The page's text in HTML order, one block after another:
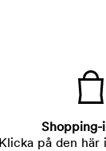
Shopping-
Klicka på den här